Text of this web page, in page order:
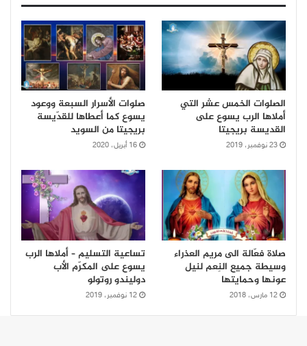
الصلوات الخمس عشر التي
أملاها الرب يسوع على
القديسة بريجيتا
23 نوفمبر، 2019
صلوات الأسرار السبعة ووعود
يسوع كما أعطاها للقدّيسة
بريجيتا من السويد
16 أبريل، 2020
صلاة فعّالة الى مريم العذراء
وسيطة جميع النِعم لنيل
عونها وحمايتها
12 مارس، 2018
تساعية التسليم – أملاها الرب
يسوع على المكرّم الأب
دوليندو روتولو
12 نوفمبر، 2019